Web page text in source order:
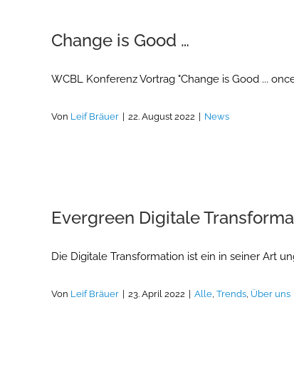
Change is Good …
WCBL Konferenz Vortrag "Change is Good ...
Von Leif Bräuer 22. August 2022 News
Evergreen Digitale
Die Digitale Transformation ist ein in seiner Art
Von Leif Bräuer 23. April 2022 Alle, Trends, Über uns